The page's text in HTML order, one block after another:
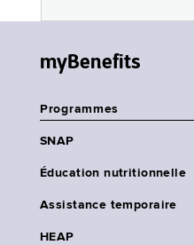
myBenefits
Programmes
SNAP
Éducation nutritionnelle
Assistance temporaire
HEAP